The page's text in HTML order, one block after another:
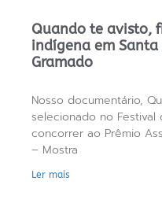
Quando te avisto,
indígena em
Gramado
Nosso documentário,
selecionado no Festival
concorrer ao Prêmio
– Mostra
Ler mais